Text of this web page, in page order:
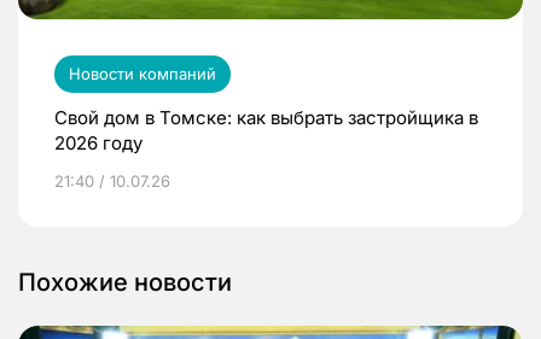
Новости компаний
Свой дом в Томске: как выбрать застройщика в
2026 году
21:40 / 10.07.26
Похожие новости